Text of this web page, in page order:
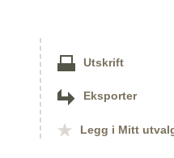
Utskrift
Eksporter
Legg i Mitt